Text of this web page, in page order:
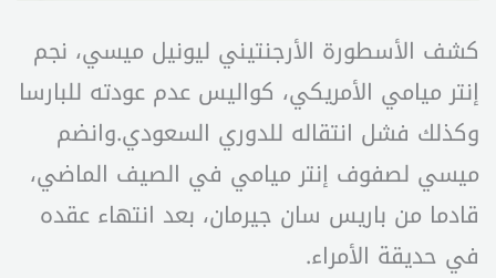
كشف الأسطورة الأرجنتيني ليونيل ميسي، نجم
إنتر ميامي الأمريكي، كواليس عدم عودته للبارسا
وكذلك فشل انتقاله للدوري السعودي.وانضم
ميسي لصفوف إنتر ميامي في الصيف الماضي،
قادما من باريس سان جيرمان، بعد انتهاء عقده
في حديقة الأمراء.